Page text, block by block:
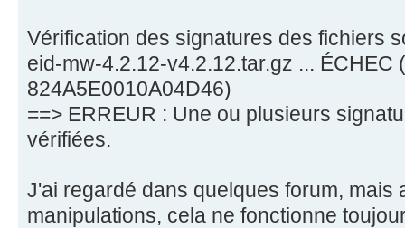
Vérification des signatures des fichiers
eid-mw-4.2.12-v4.2.12.tar.gz ... ÉCHEC
824A5E0010A04D46)
==> ERREUR : Une ou plusieurs
vérifiées.
J'ai regardé dans quelques forum, mais
manipulations, cela ne fonctionne